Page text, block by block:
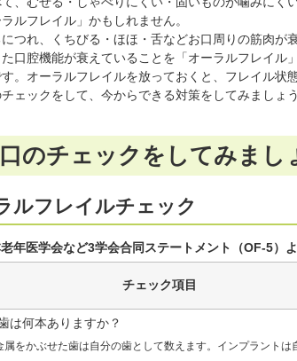
ルフレイル」かもしれません。
つれ、くちびる・ほほ・舌などお口周りの筋肉が
口腔機能が衰えていることを「オーラルフレイル
。オーラルフレイルを放っておくと、フレイル状
ェックをして、今からできる対策をしてみましょう
のチェックをしてみまし
ルフレイルチェック
年医学会など3学会合同ステートメント（OF-5）
チェック項目
は何本ありますか？
属をかぶせた歯は自分の歯として数えます。インプラントは